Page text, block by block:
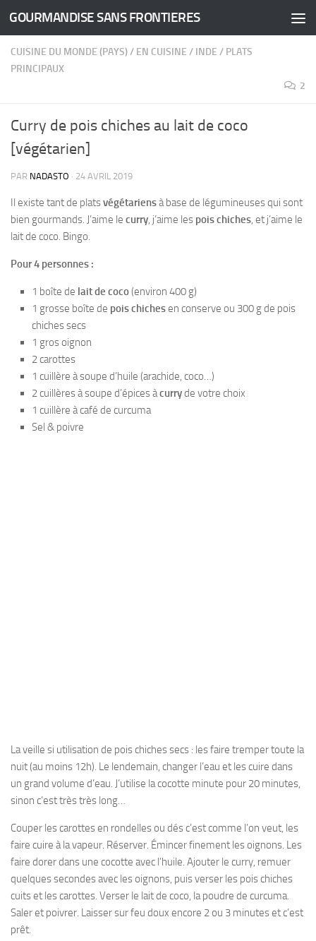
Skip to content
GOURMANDISE SANS FRONTIERES
CUISINE DU MONDE (PAYS)/ EN CUISINE / INDE / PLATS
PRINCIPAUX
2
Curry de pois chiches au lait de coco
[végétarien]
PAR NADASTO · 24 AVRIL 2019
Il existe tant de platsvégétariensà base de légumineuses qui sont
bien gourmands. J’aime le curry, j’aime les pois chiches, et j’aime le
lait de coco. Bingo.
Pour 4 personnes :
1 boîte de lait de coco(environ 400 g)
1 grosse boîte de pois chichesen conserve ou 300 g de pois
chiches secs
1 gros oignon
2 carottes
1 cuillère à soupe d’huile (arachide, coco…)
2 cuillères à soupe d’épices àcurryde votre choix
1 cuillère à café de curcuma
Sel & poivre
La veille si utilisation de pois chiches secs : les faire tremper toute la
nuit (au moins 12h). Le lendemain, changer l’eau et les cuire dans
un grand volume d’eau. J’utilise la cocotte minute pour 20 minutes,
sinon c’est très très long…
Couper les carottes en rondelles ou dés c’est comme l’on veut, les
faire cuire à la vapeur. Réserver. Émincer finement les oignons. Les
faire dorer dans une cocotte avec l’huile. Ajouter le curry, remuer
quelques secondes avec les oignons, puis verser les pois chiches
cuits et les carottes. Verser le lait de coco, la poudre de curcuma.
Saler et poivrer. Laisser sur feu doux encore 2 ou 3 minutes et c’est
prêt.